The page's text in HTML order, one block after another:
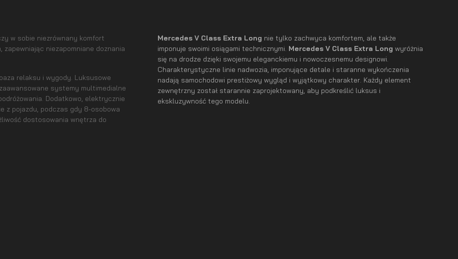
w sobie niezrównany komfort
niezapomniane doznania
relaksu i wygody. Luksusowe
systemy multimedialne
Dodatkowo, elektrycznie
z pojazdu, podczas gdy 8-osobowa
dostosowania wnętrza do
Mercedes V Class Extra Long nie tylko zachwyca komfortem, ale także
imponuje swoimi osiągami technicznymi. Mercedes V Class Extra Longwyróżnia
się na drodze dzięki swojemu eleganckiemu i nowoczesnemu designowi.
Charakterystyczne linie nadwozia, imponujące detale i staranne wykończenia
nadają samochodowi prestiżowy wygląd i wyjątkowy charakter. Każdy element
zewnętrzny został starannie zaprojektowany, aby podkreślić luksus i
ekskluzywność tego modelu.